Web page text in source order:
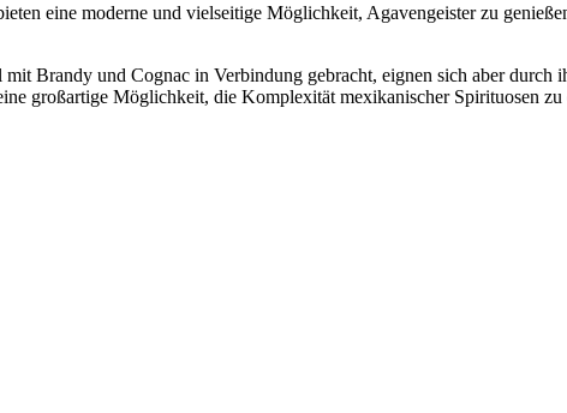
eine moderne und vielseitige Möglichkeit, Agavengeister zu
Brandy und Cognac in Verbindung gebracht, eignen sich aber durch
großartige Möglichkeit, die Komplexität mexikanischer Spirituosen zu